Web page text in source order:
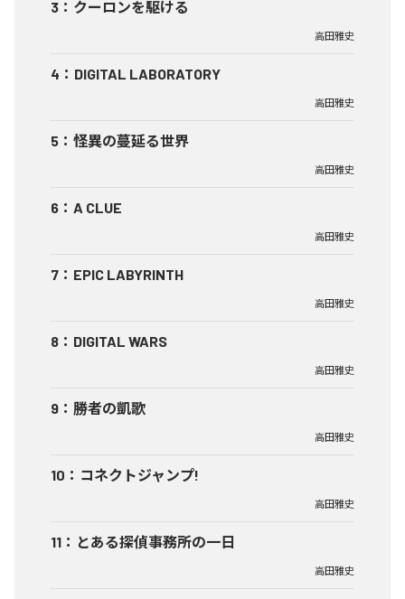
3 ： クーロンを駆ける
高田雅史
4 ： DIGITAL LABORATORY
高田雅史
5 ： 怪異の蔓延る世界
高田雅史
6 ： A CLUE
高田雅史
7 ： EPIC LABYRINTH
高田雅史
8 ： DIGITAL WARS
高田雅史
9 ： 勝者の凱歌
高田雅史
10 ： コネクトジャンプ!
高田雅史
11 ： とある探偵事務所の一日
高田雅史